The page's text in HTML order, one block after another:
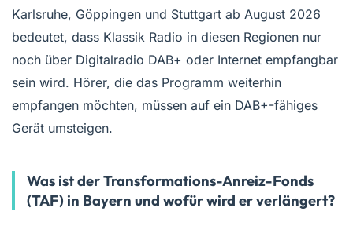
Karlsruhe, Göppingen und Stuttgart ab August 2026
bedeutet, dass Klassik Radio in diesen Regionen nur
noch über Digitalradio DAB+ oder Internet empfangbar
sein wird. Hörer, die das Programm weiterhin
empfangen möchten, müssen auf ein DAB+-fähiges
Gerät umsteigen.
Was ist der Transformations-Anreiz-Fonds
(TAF) in Bayern und wofür wird er verlängert?